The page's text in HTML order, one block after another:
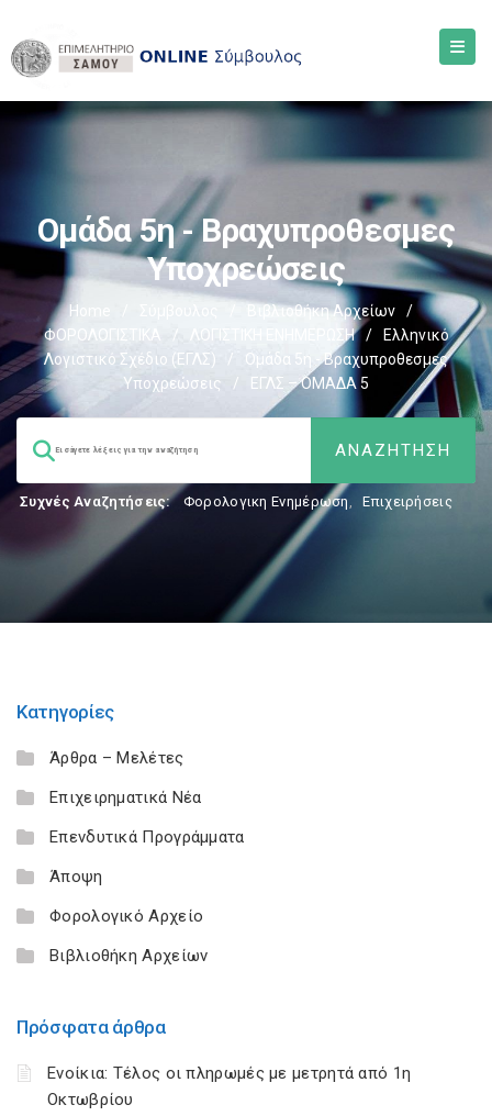
Ομάδα 5η - Βραχυπροθεσμες
Υποχρεώσεις
Home Βιβλιοθήκη Αρχείων
/
ΦΟΡΟΛΟΓΙΣΤΙΚΑ
/ ΛΟΓΙΣΤΙΚΗ ΕΝΗΜΕΡΩΣΗ /
Ελληνικό
Λογιστικό Σχέδιο (ΕΓΛΣ)
/
Ομάδα 5η - Βραχυπροθεσμες
Υποχρεώσεις
/ ΕΓΛΣ – ΟΜΑΔΑ 5
Συχνές Αναζητήσεις: Φορολογικη Ενημέρωση, Επιχειρήσεις
Κατηγορίες
Άρθρα – Μελέτες
Επιχειρηματικά Νέα
Επενδυτικά Προγράμματα
Άποψη
Φορολογικό Αρχείο
Βιβλιοθήκη Αρχείων
Πρόσφατα άρθρα
Ενοίκια: Τέλος οι πληρωμές με μετρητά από 1η
Οκτωβρίου